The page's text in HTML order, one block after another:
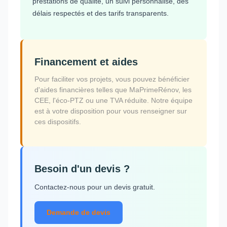
délais respectés et des tarifs transparents.
Financement et aides
Pour faciliter vos projets, vous pouvez bénéficier
d'aides financières telles que MaPrimeRénov, les
CEE, l'éco-PTZ ou une TVA réduite. Notre équipe
est à votre disposition pour vous renseigner sur
ces dispositifs.
Besoin d'un devis ?
Contactez-nous pour un devis gratuit.
Demande de devis